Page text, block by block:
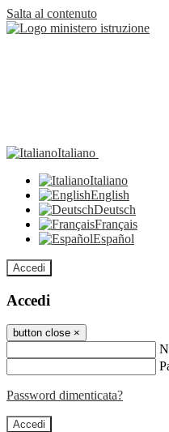
Salta al contenuto
Italiano
Italiano
English
Deutsch
Français
Español
Accedi
Accedi
button close ×
Password dimenticata?